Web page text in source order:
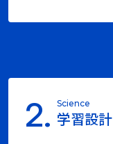
2. Science
学習設計